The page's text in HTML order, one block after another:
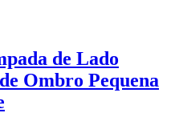
de Lado
Ombro Pequena